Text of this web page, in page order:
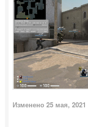
Изменено 25 мая, 2021